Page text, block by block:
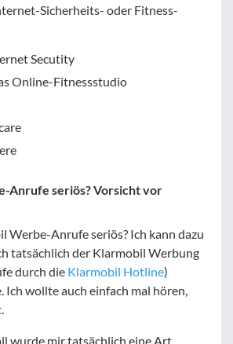
Sicherheits- oder Fitness-
Secutity
Online-Fitnessstudio
Anrufe seriös? Vorsicht vor
Werbe-Anrufe seriös? Ich kann dazu
tatsächlich der Klarmobil Werbung
durch die Klarmobil Hotline)
Ich wollte auch einfach mal hören,
wurde mir tatsächlich eine Art